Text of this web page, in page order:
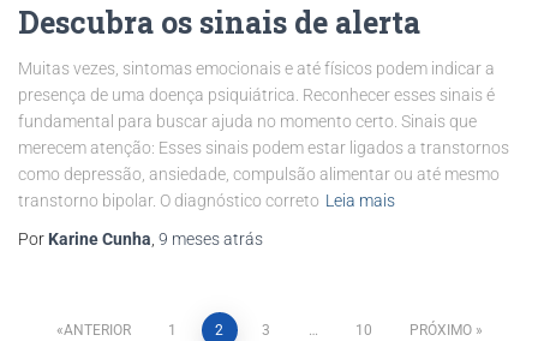
Descubra os sinais de alerta
Muitas vezes, sintomas emocionais e até físicos podem indicar a
presença de uma doença psiquiátrica. Reconhecer esses sinais é
fundamental para buscar ajuda no momento certo. Sinais que
merecem atenção: Esses sinais podem estar ligados a transtornos
como depressão, ansiedade, compulsão alimentar ou até mesmo
transtorno bipolar. O diagnóstico correto Leia mais
Por Karine Cunha, 9 mesesatrás
ANTERIOR 1 2 3 … 10 PRÓXIMO